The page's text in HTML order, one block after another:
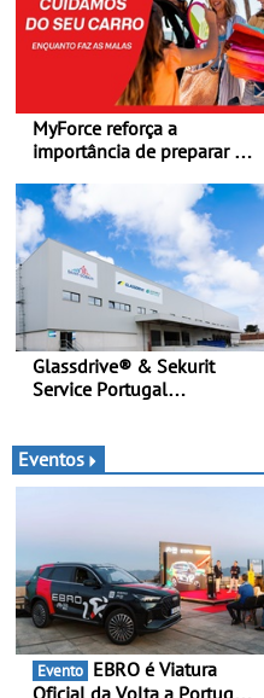
MyForce reforça a
importância de preparar o
verão - Dicas para antes da
viagem de automóvel
Glassdrive® & Sekurit
Service Portugal
melhoram resposta ao
aftermarket - Reforço do
imobilização das viaturas
Eventos
Evento
Oficial da Volta a Portugal